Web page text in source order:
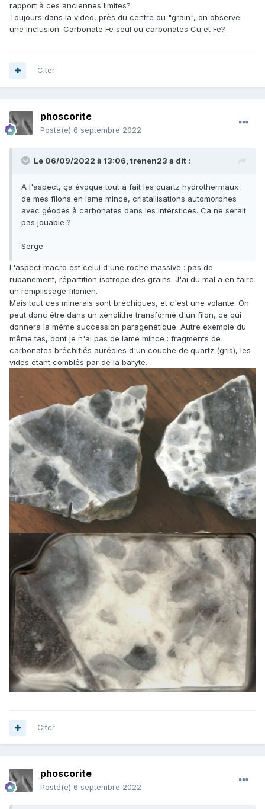
rapport à ces anciennes limites?
Toujours dans la video, près du centre du "grain", on observe
une inclusion. Carbonate Fe seul ou carbonates Cu et Fe?
Citer
phoscorite
Posté(e) 6 septembre 2022
Le 06/09/2022 à 13:06, trenen23 a dit :
A l'aspect, ça évoque tout à fait les quartz hydrothermaux
de mes filons en lame mince, cristallisations automorphes
avec géodes à carbonates dans les interstices. Ca ne serait
pas jouable ?
Serge
L'aspect macro est celui d'une roche massive : pas de
rubanement, répartition isotrope des grains. J'ai du mal a en faire
un remplissage filonien.
Mais tout ces minerais sont bréchiques, et c'est une volante. On
peut donc être dans un xénolithe transformé d'un filon, ce qui
donnera la même succession paragenétique. Autre exemple du
même tas, dont je n'ai pas de lame mince : fragments de
carbonates bréchifiés auréoles d'un couche de quartz (gris), les
vides étant comblés par de la baryte.
Citer
phoscorite
Posté(e) 6 septembre 2022